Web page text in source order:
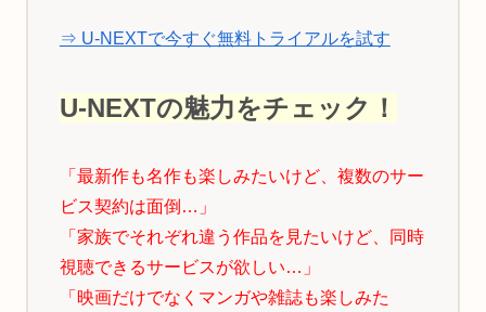
⇒ U-NEXTで今すぐ無料トライアルを試す
U-NEXTの魅力をチェック！
「最新作も名作も楽しみたいけど、複数のサー
ビス契約は面倒…」
「家族でそれぞれ違う作品を見たいけど、同時
視聴できるサービスが欲しい…」
「映画だけでなくマンガや雑誌も楽しみた